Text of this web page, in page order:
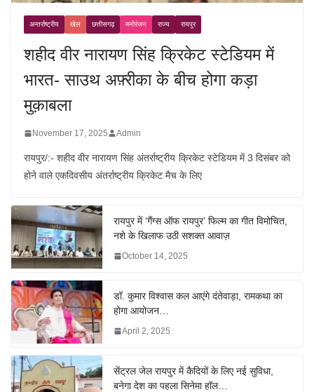
अन्तर्राष्ट्रीय खेल छत्तीसगढ़ मनोरंजन राज्य रायपुर
शहीद वीर नारायण सिंह क्रिकेट स्टेडियम में
भारत- साउथ अफ़्रीका के बीच होगा कड़ा
मुक़ाबला
November 17, 2025 Admin
रायपुर/:- शहीद वीर नारायण सिंह अंतर्राष्ट्रीय क्रिकेट स्टेडियम में 3 दिसंबर को
होने वाले एकदिवसीय अंतर्राष्ट्रीय क्रिकेट मैच के लिए
रायपुर में ‘गैंग्स ऑफ रायपुर’ फिल्म का गीत विमोचित,
नशे के खिलाफ उठी सशक्त आवाज़
October 14, 2025
डॉ. कुमार विश्वास कल आएंगे दंतेवाड़ा, रामकथा का
होगा आयोजन…
April 2, 2025
सेंट्रल जेल रायपुर में कैदियों के लिए नई सुविधा,
बनेगा देश का पहला सिनेमा हॉल…